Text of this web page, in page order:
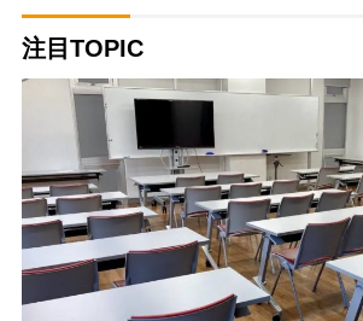
注目TOPIC